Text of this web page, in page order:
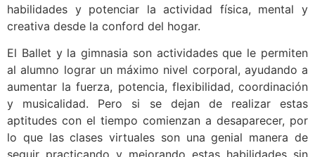
habilidades y potenciar la actividad física, mental y
creativa desde la conford del hogar.
El Ballet y la gimnasia son actividades que le permiten
al alumno lograr un máximo nivel corporal, ayudando a
aumentar la fuerza, potencia, flexibilidad, coordinación
y musicalidad. Pero si se dejan de realizar estas
aptitudes con el tiempo comienzan a desaparecer, por
lo que las clases virtuales son una genial manera de